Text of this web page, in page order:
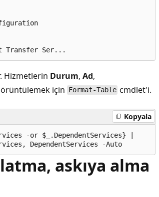
Hizmetlerin Durum, Ad,
için Format-Table cmdlet'i.
Kopyala
-or $_.DependentServices} |
askıya alma